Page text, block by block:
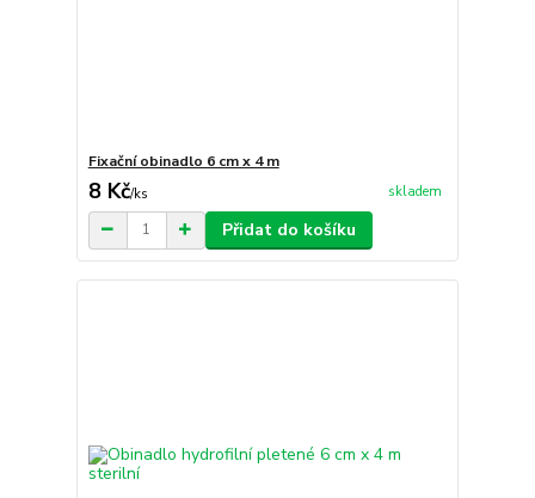
Fixační obinadlo 6 cm x 4 m
8 Kč/ks skladem
Přidat do košíku